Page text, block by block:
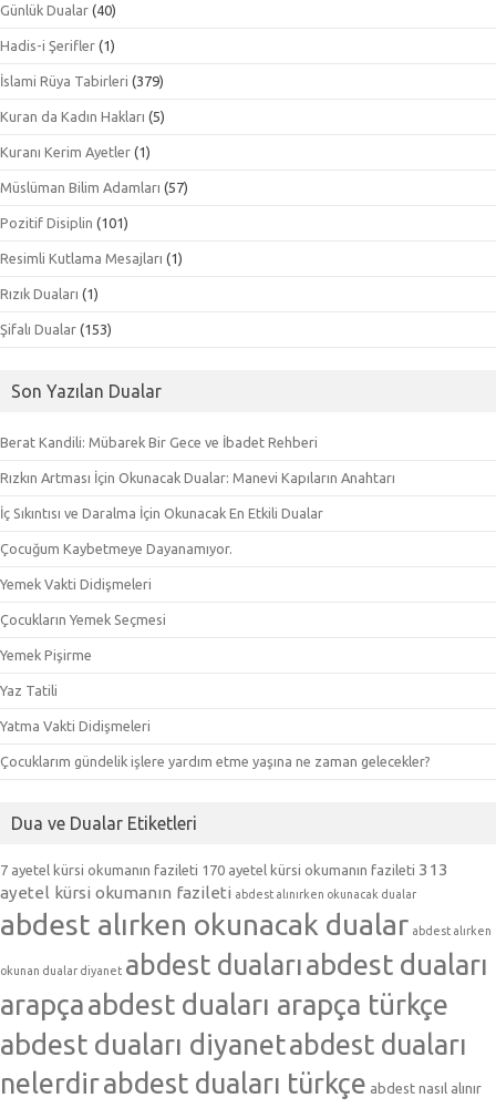
Günlük Dualar (40)
Hadis-i Şerifler (1)
İslami Rüya Tabirleri (379)
Kuran da Kadın Hakları (5)
Kuranı Kerim Ayetler (1)
Müslüman Bilim Adamları (57)
Pozitif Disiplin (101)
Resimli Kutlama Mesajları (1)
Rızık Duaları (1)
Şifalı Dualar (153)
Son Yazılan Dualar
Berat Kandili: Mübarek Bir Gece ve İbadet Rehberi
Rızkın Artması İçin Okunacak Dualar: Manevi Kapıların Anahtarı
İç Sıkıntısı ve Daralma İçin Okunacak En Etkili Dualar
Çocuğum Kaybetmeye Dayanamıyor.
Yemek Vakti Didişmeleri
Çocukların Yemek Seçmesi
Yemek Pişirme
Yaz Tatili
Yatma Vakti Didişmeleri
Çocuklarım gündelik işlere yardım etme yaşına ne zaman gelecekler?
Dua ve Dualar Etiketleri
7 ayetel kürsi okumanın fazileti 170 ayetel kürsi okumanın fazileti 313
ayetel kürsi okumanın fazileti abdest alınırken okunacak dualar
abdest alırken okunacak dualar abdest alırken
okunan dualar diyanet abdest dualarıabdest duaları
arapçaabdest duaları arapça türkçe
abdest duaları diyanetabdest duaları
nelerdirabdest duaları türkçe abdest nasıl alınır